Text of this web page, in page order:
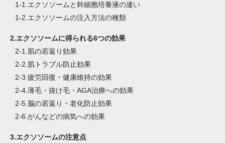
1-1.エクソソームと幹細胞培養液の違い
1-2.エクソソームの注入方法の種類
2.エクソソームに得られる6つの効果
2-1.肌の若返り効果
2-2.肌トラブル防止効果
2-3.疲労回復・健康維持の効果
2-4.薄毛・抜け毛・AGA治療への効果
2-5.脳の若返り・老化防止効果
2-6.がんなどの病気への効果
3.エクソソームの注意点